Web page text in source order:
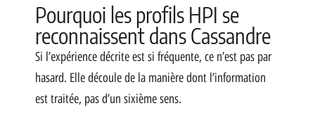
Pourquoi les profils HPI se
reconnaissent dans Cassandre
Si l’expérience décrite est si fréquente, ce n’est pas par
hasard. Elle découle de la manière dont l’information
est traitée, pas d’un sixième sens.